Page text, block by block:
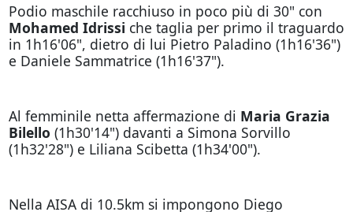
Podio maschile racchiuso in poco più di 30" con
Mohamed Idrissi che taglia per primo il traguardo
in 1h16'06", dietro di lui Pietro Paladino (1h16'36")
e Daniele Sammatrice (1h16'37").
Al femminile netta affermazione di Maria Grazia
Bilello (1h30'14") davanti a Simona Sorvillo
(1h32'28") e Liliana Scibetta (1h34'00").
Nella AISA di 10.5km si impongono Diego